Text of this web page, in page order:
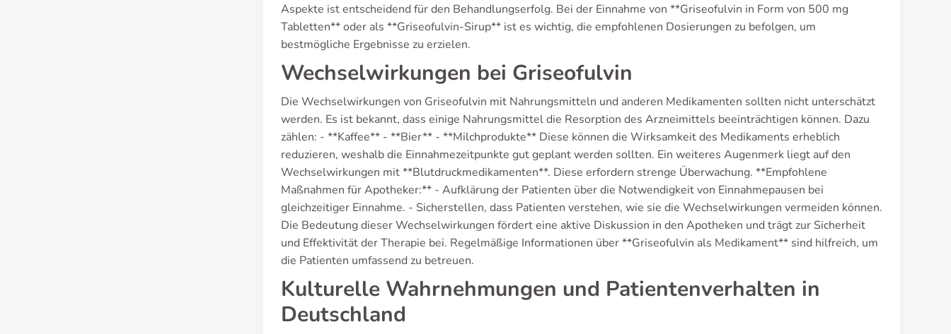
Aspekte ist entscheidend für den Behandlungserfolg. Bei der Einnahme von **Griseofulvin in Form von 500 mg
Tabletten** oder als **Griseofulvin-Sirup** ist es wichtig, die empfohlenen Dosierungen zu befolgen, um
bestmögliche Ergebnisse zu erzielen.
Wechselwirkungen bei Griseofulvin
Die Wechselwirkungen von Griseofulvin mit Nahrungsmitteln und anderen Medikamenten sollten nicht unterschätzt
werden. Es ist bekannt, dass einige Nahrungsmittel die Resorption des Arzneimittels beeinträchtigen können. Dazu
zählen: - **Kaffee** - **Bier** - **Milchprodukte** Diese können die Wirksamkeit des Medikaments erheblich
reduzieren, weshalb die Einnahmezeitpunkte gut geplant werden sollten. Ein weiteres Augenmerk liegt auf den
Wechselwirkungen mit **Blutdruckmedikamenten**. Diese erfordern strenge Überwachung. **Empfohlene
Maßnahmen für Apotheker:** - Aufklärung der Patienten über die Notwendigkeit von Einnahmepausen bei
gleichzeitiger Einnahme. - Sicherstellen, dass Patienten verstehen, wie sie die Wechselwirkungen vermeiden können.
Die Bedeutung dieser Wechselwirkungen fördert eine aktive Diskussion in den Apotheken und trägt zur Sicherheit
und Effektivität der Therapie bei. Regelmäßige Informationen über **Griseofulvin als Medikament** sind hilfreich, um
die Patienten umfassend zu betreuen.
Kulturelle Wahrnehmungen und Patientenverhalten in
Deutschland